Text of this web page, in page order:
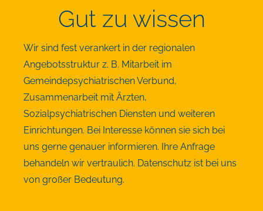
Gut zu wissen
Wir sind fest verankert in der regionalen
Angebotsstruktur z. B. Mitarbeit im
Gemeindepsychiatrischen Verbund,
Zusammenarbeit mit Ärzten,
Sozialpsychiatrischen Diensten und weiteren
Einrichtungen. Bei Interesse können sie sich bei
uns gerne genauer informieren. Ihre Anfrage
behandeln wir vertraulich. Datenschutz ist bei uns
von großer Bedeutung.